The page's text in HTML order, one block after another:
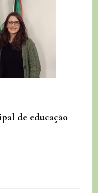
de educação